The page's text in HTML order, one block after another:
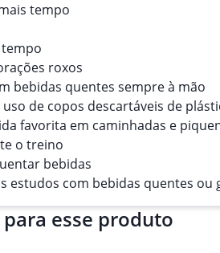
tempo
roxos
bebidas quentes sempre à mão
de copos descartáveis de
favorita em caminhadas e
o treino
bebidas
estudos com bebidas quentes ou
esse produto